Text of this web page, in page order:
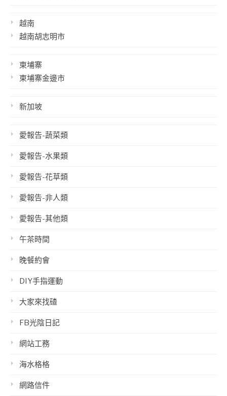
越南
越南胡志明市
柬埔寨
柬埔寨金邊市
新加坡
愛報告-蔬菜類
愛報告-水果類
愛報告-花草類
愛報告-非人類
愛報告-其他類
午茶時間
晚餐約會
DIY手指運動
大家來找碴
FB光陰日記
網站工務
海水格格
網路信件